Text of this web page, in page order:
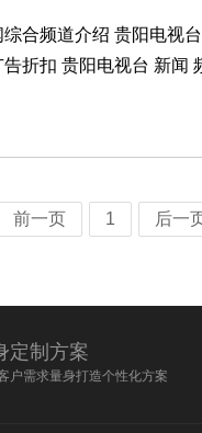
合频道介绍 贵阳电视
折扣 贵阳电视台 新闻
前一页 1 后一
定制方案
户需求量身打造个性化方案